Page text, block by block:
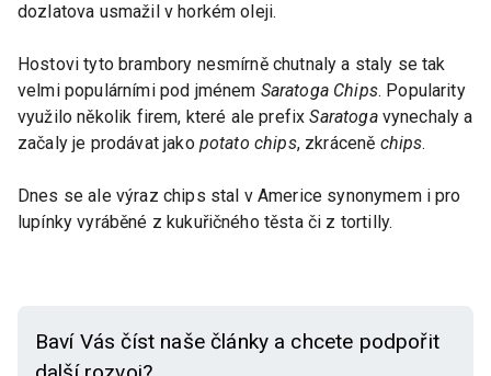
dozlatova usmažil v horkém oleji.
Hostovi tyto brambory nesmírně chutnaly a staly se tak
velmi populárními pod jménem Saratoga Chips. Popularity
využilo několik firem, které ale prefixSaratogavynechaly a
začaly je prodávat jako potato chips, zkráceně chips.
Dnes se ale výraz chips stal v Americe synonymem i pro
lupínky vyráběné z kukuřičného těsta či z tortilly.
Baví Vás číst naše články a chcete podpořit